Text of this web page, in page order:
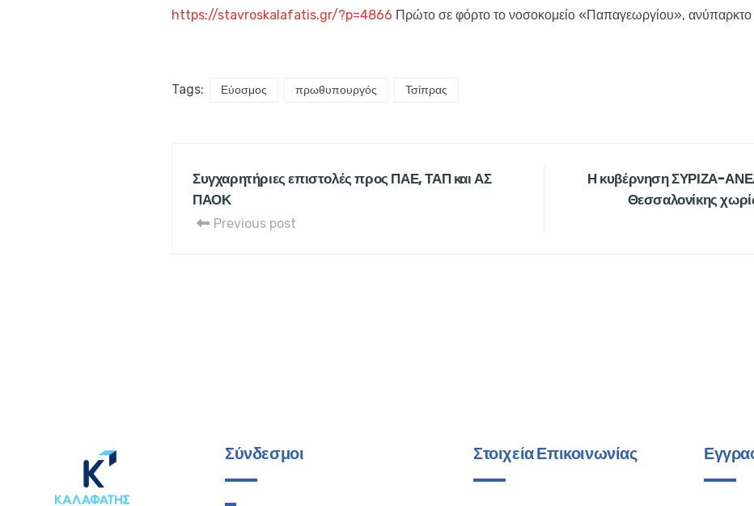
https://stavroskalafatis.gr/?p=4866 Πρώτο σε φόρτο το νοσοκομείο «Παπαγεωργίου», ανύπαρκτο
Tags: Εύοσμος πρωθυπουργός Τσίπρας
Συγχαρητήριες επιστολές προς ΠΑΕ, ΤΑΠ και ΑΣ
ΠΑΟΚ
Previous post
Η κυβέρνηση ΣΥΡΙΖΑ-
Θεσσαλονίκης
Σύνδεσμοι Στοιχεία Επικοινωνίας